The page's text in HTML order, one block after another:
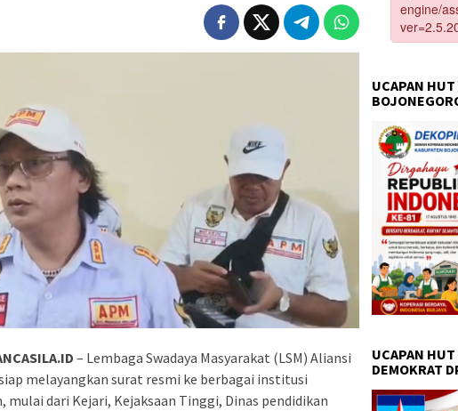
– Lembaga Swadaya Masyarakat (LSM) Aliansi
melayangkan surat resmi ke berbagai institusi
dari Kejari, Kejaksaan Tinggi, Dinas pendidikan
UCAPAN
UCAPAN
DEMOKRAT